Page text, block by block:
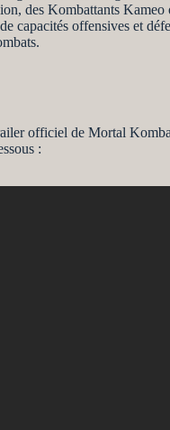
des Kombattants Kameo
capacités offensives et
officiel de Mortal
: